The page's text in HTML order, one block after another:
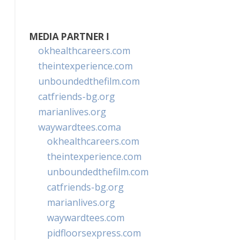
MEDIA PARTNER I
okhealthcareers.com
theintexperience.com
unboundedthefilm.com
catfriends-bg.org
marianlives.org
waywardtees.coma
okhealthcareers.com
theintexperience.com
unboundedthefilm.com
catfriends-bg.org
marianlives.org
waywardtees.com
pidfloorsexpress.com